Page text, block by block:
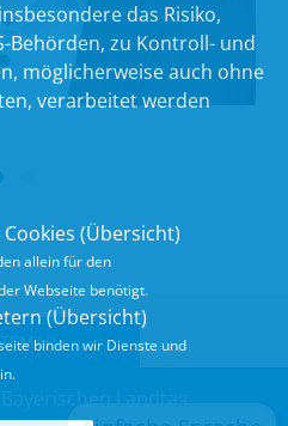
Landtag
das Risiko,
Behörden, zu Kontroll- und
möglicherweise auch ohne
verarbeitet werden
(Übersicht)
allein für den
Webseite benötigt.
(Übersicht)
binden wir Dienste und